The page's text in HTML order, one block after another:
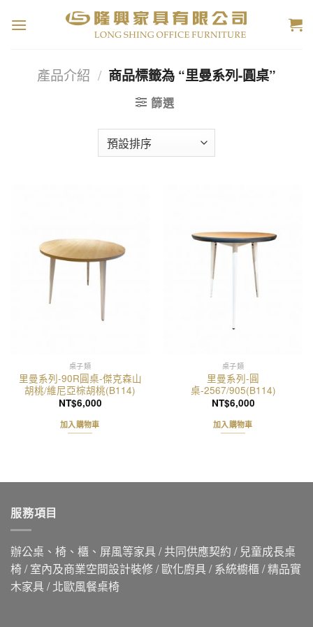
產品介紹 / 商品標籤為 “里曼系列-圓桌”
篩選
桌子類
里曼系列-90R圓桌-傑克森山
胡桃/維尼亞棕胡桃(B114)
NT$6,000
加入購物車
桌子類
里曼系列-圓
桌-2567/905(B114)
NT$6,000
加入購物車
服務項目
辦公桌、椅、櫃、屏風等家具 / 共同供應契約 / 兒童成長桌
椅 / 室內及商業空間設計裝修 / 歐化廚具 / 系統櫥櫃 / 精品實
木家具 / 北歐風餐桌椅